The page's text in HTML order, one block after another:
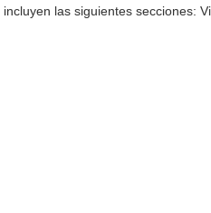
las siguientes secciones: